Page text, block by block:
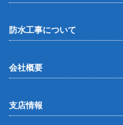
防水工事について
会社概要
支店情報